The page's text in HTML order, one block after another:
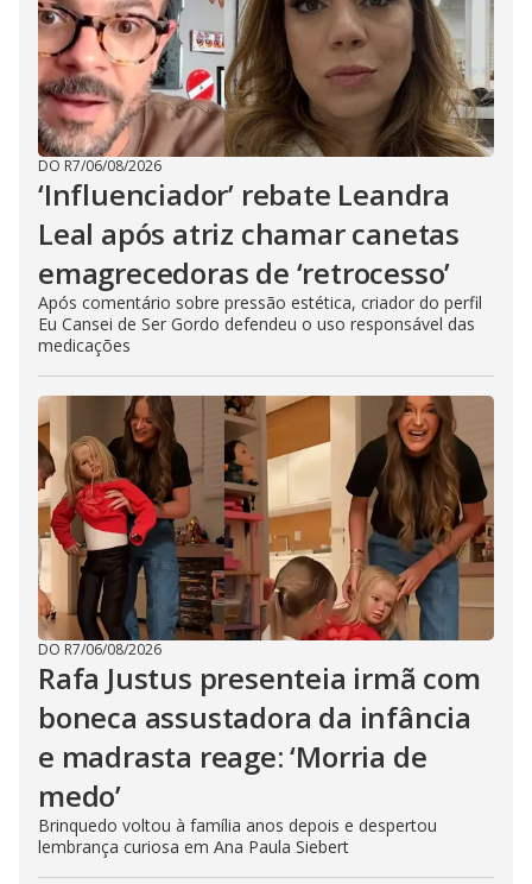
DO R7/06/08/2026
‘Influenciador’ rebate Leandra
Leal após atriz chamar canetas
emagrecedoras de ‘retrocesso’
Após comentário sobre pressão estética, criador do perfil
Eu Cansei de Ser Gordo defendeu o uso responsável das
medicações
DO R7/06/08/2026
Rafa Justus presenteia irmã com
boneca assustadora da infância
e madrasta reage: ‘Morria de
medo’
Brinquedo voltou à família anos depois e despertou
lembrança curiosa em Ana Paula Siebert